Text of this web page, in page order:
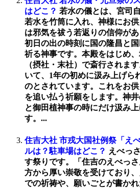
はどこ？ 若水の儀とは、宮司
若水を竹筒に入れ、神様にお
は邪気を祓う若返りの信仰があ
初日の出の時刻に国の隆昌と
祈る神事です。本殿をはじめ
（摂社・末社）で斎行されま
いて、1年の初めに汲み上げら
のとされています。これをお
を追い払う祈願をします。神
と御田植神事の時にだけ汲み
す。...
住吉大社 市戎大国社例祭「え
ルは？駐車場はどこ？ えべっ
す祭りです。「住吉のえべっ
方から厚い崇敬を受けており
での祈祷や、願いごとが書か